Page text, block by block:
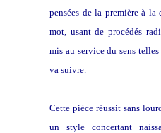
pensées de la première à
mot, usant de procédés
mis au service du sens
va suivre.
Cette pièce réussit sans
un style concertant